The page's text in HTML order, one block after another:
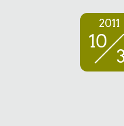
2011
10